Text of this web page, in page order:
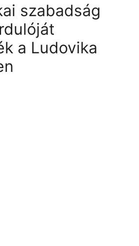
szabadság
a Ludovika